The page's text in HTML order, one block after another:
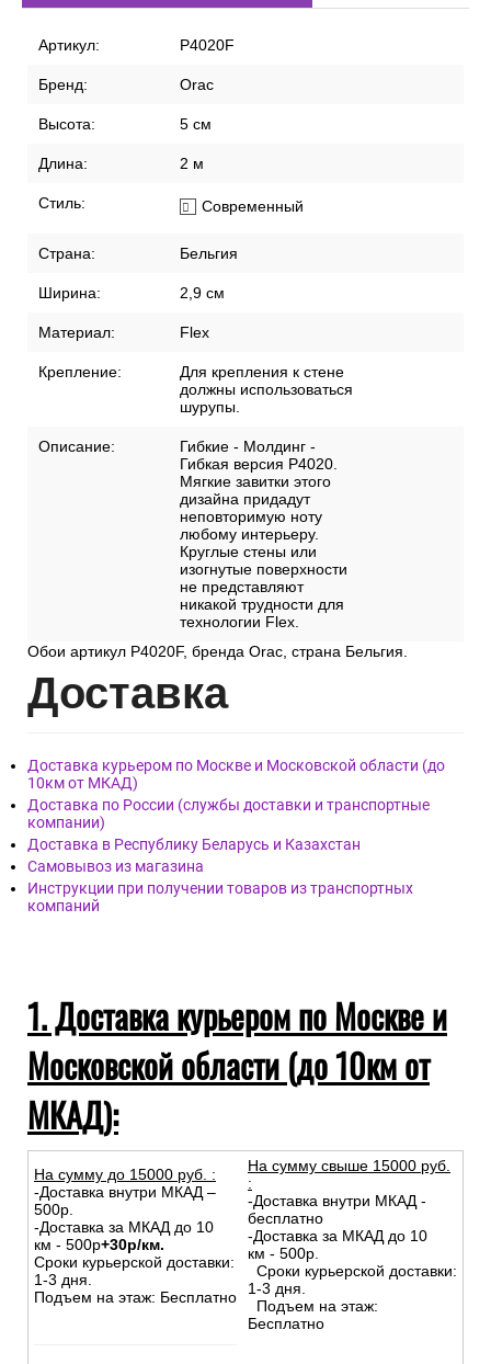
Артикул: P4020F
Бренд: Orac
Высота: 5 см
Длина: 2 м
Стиль: Современный
Страна: Бельгия
Ширина: 2,9 см
Материал: Flex
Крепление:
Для крепления к стене
должны использоваться
шурупы.
Описание:
Гибкие - Молдинг -
Гибкая версия P4020.
Мягкие завитки этого
дизайна придадут
неповторимую ноту
любому интерьеру.
Круглые стены или
изогнутые поверхности
не представляют
никакой трудности для
технологии Flex.
Обои артикул P4020F, бренда Orac, страна Бельгия.
Доставка
Доставка курьером по Москве и Московской области (до
10км от МКАД)
Доставка по России (службы доставки и транспортные
компании)
Доставка в Республику Беларусь и Казахстан
Самовывоз из магазина
Инструкции при получении товаров из транспортных
компаний
1. Доставка курьером по Москве и
Московской области (до 10км от
МКАД):
На сумму до 15000 руб. :
-Доставка внутри МКАД –
500р.
-Доставка за МКАД до 10
км - 500р+30р/км.
Сроки курьерской доставки:
1-3 дня.
Подъем на этаж: Бесплатно
На сумму свыше 15000 руб.
:
-Доставка внутри МКАД -
бесплатно
-Доставка за МКАД до 10
км - 500р.
Сроки курьерской доставки:
1-3 дня.
Подъем на этаж:
Бесплатно